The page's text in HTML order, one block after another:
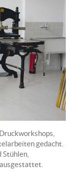
gedacht.
Stühlen,